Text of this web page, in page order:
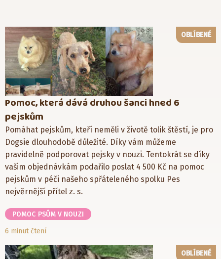
OBLÍBENÉ
Pomoc, která dává druhou šanci hned 6
pejskům
Pomáhat pejskům, kteří neměli v životě tolik štěstí, je pro
Dogsie dlouhodobě důležité. Díky vám můžeme
pravidelně podporovat pejsky v nouzi. Tentokrát se díky
vašim objednávkám podařilo poslat 4 500 Kč na pomoc
pejskům v péči našeho spřáteleného spolku Pes
nejvěrnější přítel z. s.
POMOC PSŮM V NOUZI
6 minut čtení
OBLÍBENÉ